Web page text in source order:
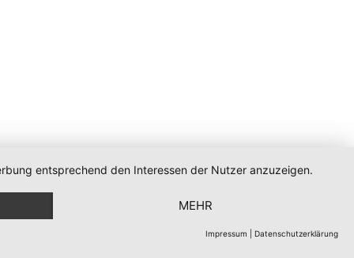
entsprechend den Interessen der Nutzer anzuzeigen.
MEHR
Impressum Datenschutzerklärung